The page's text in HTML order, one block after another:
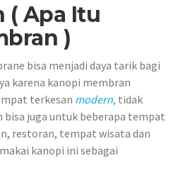
( Apa Itu
)
bisa menjadi daya tarik bagi
karena kanopi membran
terkesan modern, tidak
bisa juga untuk beberapa tempat
restoran, tempat wisata dan
kanopi ini sebagai